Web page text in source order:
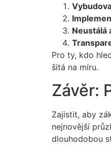
Neustálá
Pro ty, kdo
šitá na míru.
Závěr:
Zajistit, aby
nejnovější
dlouhodobou